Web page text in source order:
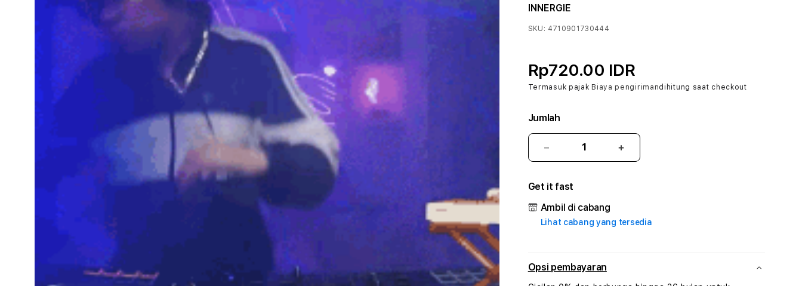
INNERGIE
SKU: 4710901730444
Rp720.00 IDR
Termasuk pajak Biaya pengirimandihitung saat checkout
Jumlah
Kurangi
jumlah
BINGOSLOT
#1
ASTP
AGR
Rekayasa
Tambah
jumlah
ASTP
AGR
Get it fast
Ambil di cabang
Lihat cabang yang tersedia
Opsi pembayaran